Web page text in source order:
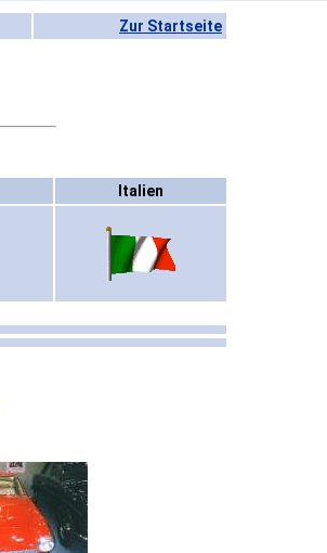
Zur Startseite
Italien